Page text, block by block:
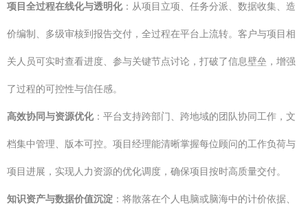
项目全过程在线化与透明化：从项目立项、任务分派、数据收集、造
价编制、多级审核到报告交付，全过程在平台上流转。客户与项目相
关人员可实时查看进度、参与关键节点讨论，打破了信息壁垒，增强
了过程的可控性与信任感。
高效协同与资源优化：平台支持跨部门、跨地域的团队协同工作，文
档集中管理、版本可控。项目经理能清晰掌握每位顾问的工作负荷与
项目进展，实现人力资源的优化调度，确保项目按时高质量交付。
知识资产与数据价值沉淀 ：将散落在个人电脑或脑海中的计价依据、